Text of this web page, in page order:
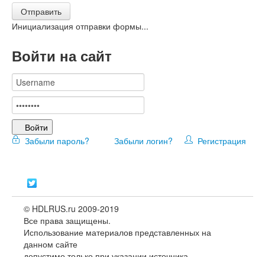
Отправить
Инициализация отправки формы...
Войти на сайт
Войти
Забыли пароль?
Забыли логин? Регистрация
© HDLRUS.ru 2009-2019
Все права защищены.
Использование материалов представленных на
данном сайте